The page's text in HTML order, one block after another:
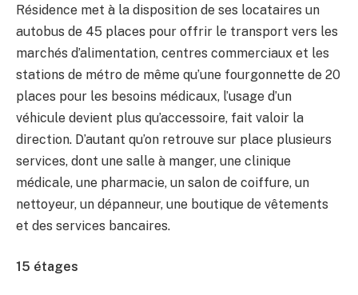
Résidence met à la disposition de ses locataires un
autobus de 45 places pour offrir le transport vers les
marchés d’alimentation, centres commerciaux et les
stations de métro de même qu’une fourgonnette de 20
places pour les besoins médicaux, l’usage d’un
véhicule devient plus qu’accessoire, fait valoir la
direction. D’autant qu’on retrouve sur place plusieurs
services, dont une salle à manger, une clinique
médicale, une pharmacie, un salon de coiffure, un
nettoyeur, un dépanneur, une boutique de vêtements
et des services bancaires.
15 étages